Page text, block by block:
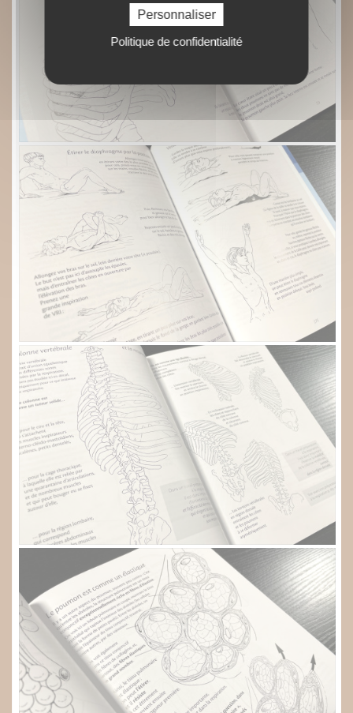
Personnaliser
Politique de confidentialité